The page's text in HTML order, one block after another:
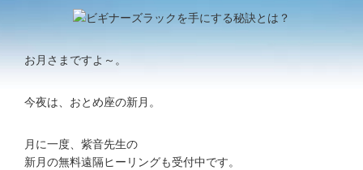
お月さまですよ～。
今夜は、おとめ座の新月。
月に一度、紫音先生の
新月の無料遠隔ヒーリングも受付中です。